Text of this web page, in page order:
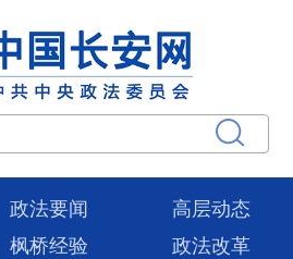
政法要闻
高层动态
枫桥经验
政法改革